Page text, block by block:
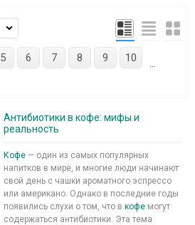
5 6 7 8 9 10
...
Антибиотики в кофе: мифы и
реальность
Кофе — один из самых популярных
напитков в мире, и многие люди начинают
свой день с чашки ароматного эспрессо
или американо. Однако в последние годы
появились слухи о том, что в кофе могут
содержаться антибиотики. Эта тема